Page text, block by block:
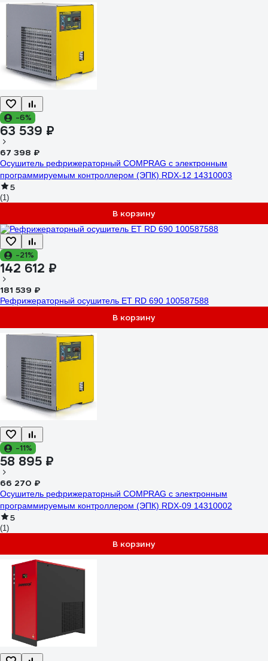
-6%
63 539 ₽
67 398 ₽
Осушитель рефрижераторный COMPRAG с электронным
программируемым контроллером (ЭПК) RDX-12 14310003
5
(1)
В корзину
-21%
142 612 ₽
181 539 ₽
Рефрижераторный осушитель ET RD 690 100587588
В корзину
-11%
58 895 ₽
66 270 ₽
Осушитель рефрижераторный COMPRAG с электронным
программируемым контроллером (ЭПК) RDX-09 14310002
5
(1)
В корзину